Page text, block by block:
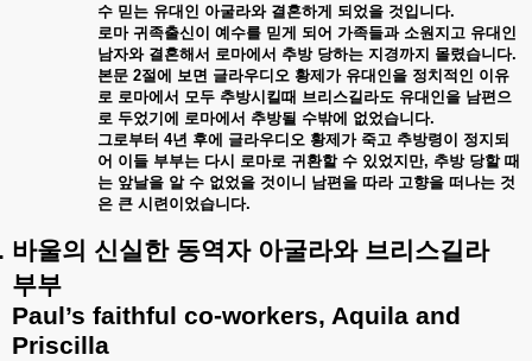
수 믿는 유대인 아굴라와 결혼하게 되었을 것입니다.
로마 귀족출신이 예수를 믿게 되어 가족들과 소원지고 유대인
남자와 결혼해서 로마에서 추방 당하는 지경까지 몰렸습니다.
본문 2절에 보면 글라우디오 황제가 유대인을 정치적인 이유
로 로마에서 모두 추방시킬때 브리스길라도 유대인을 남편으
로 두었기에 로마에서 추방될 수밖에 없었습니다.
그로부터 4년 후에 글라우디오 황제가 죽고 추방령이
정지되
어 이들 부부는 다시 로마로 귀환할 수 있었지만, 추방 당할 때
는 앞날을 알 수 없었을 것이니 남편을 따라 고향을 떠나는 것
은 큰 시련이었습니다.
바울의 신실한 동역자 아굴라와 브리스길라
부부
Paul’s faithful co-workers, Aquila and
Priscilla